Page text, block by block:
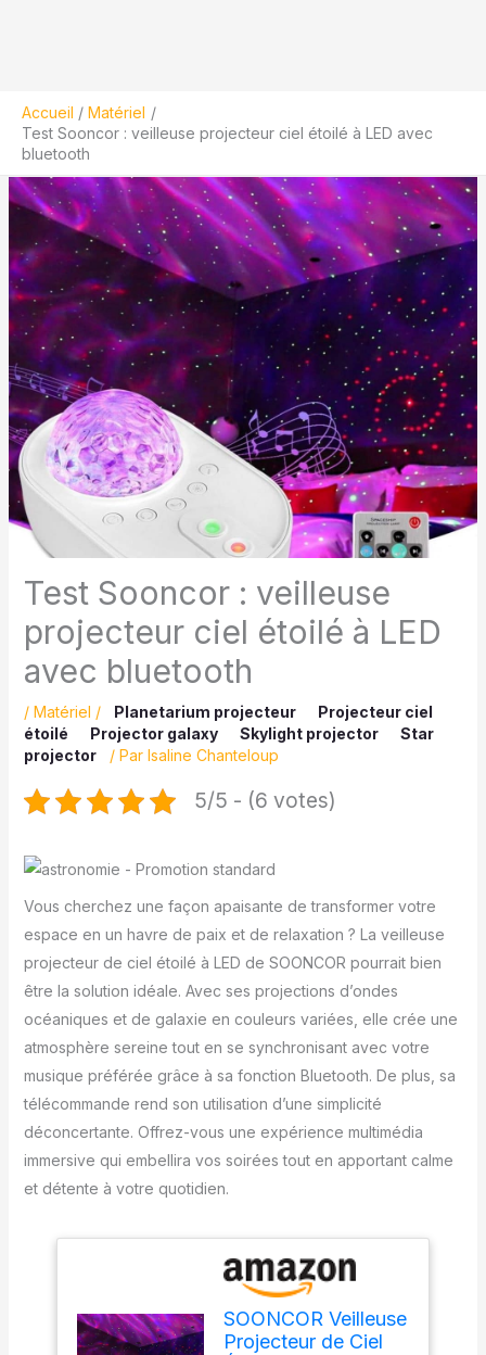
Accueil
Matériel
Test Sooncor : veilleuse projecteur ciel étoilé à LED avec
bluetooth
Test Sooncor : veilleuse
projecteur ciel étoilé à LED
avec bluetooth
/ Matériel / Planetarium projecteur
Projecteur ciel
étoilé
Projector galaxy Skylight projector
Star
projector
/ Par Isaline Chanteloup
5/5 - (6 votes)
Vous cherchez une façon apaisante de transformer votre
espace en un havre de paix et de relaxation ? La veilleuse
projecteur de ciel étoilé à LED de SOONCOR pourrait bien
être la solution idéale. Avec ses projections d’ondes
océaniques et de galaxie en couleurs variées, elle crée une
atmosphère sereine tout en se synchronisant avec votre
musique préférée grâce à sa fonction Bluetooth. De plus, sa
télécommande rend son utilisation d’une simplicité
déconcertante. Offrez-vous une expérience multimédia
immersive qui embellira vos soirées tout en apportant calme
et détente à votre quotidien.
SOONCOR Veilleuse
Projecteur de Ciel